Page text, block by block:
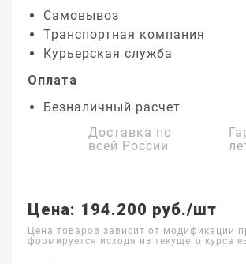
Самовывоз
Транспортная компания
Курьерская служба
Оплата
Безналичный расчет
Доставка по
всей России
Цена: 194.200 руб./шт
Цена товаров зависит от модификации
формируется исходя из текущего курса